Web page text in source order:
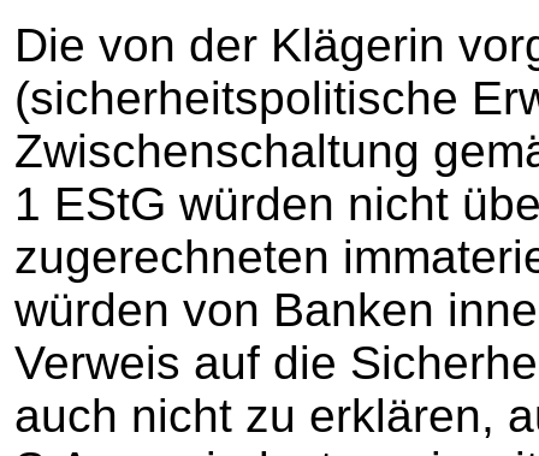
Die von der Klägerin
(sicherheitspolitische
Zwischenschaltung
1 EStG würden nicht
zugerechneten
würden von Banken
Verweis auf die
auch nicht zu erklären,